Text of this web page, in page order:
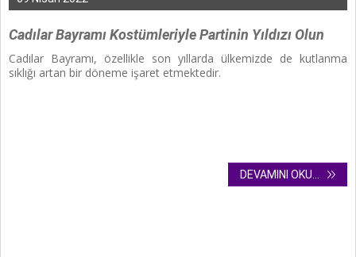
Cadılar Bayramı Kostümleriyle Partinin Yıldızı Olun
Cadılar Bayramı, özellikle son yıllarda ülkemizde de kutlanma
sıklığı artan bir döneme işaret etmektedir.
DEVAMINI OKU...